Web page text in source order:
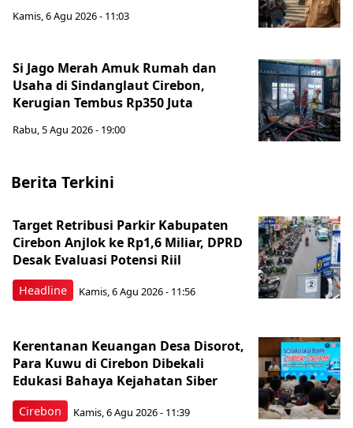
Kamis, 6 Agu 2026 - 11:03
Si Jago Merah Amuk Rumah dan
Usaha di Sindanglaut Cirebon,
Kerugian Tembus Rp350 Juta
Rabu, 5 Agu 2026 - 19:00
Berita Terkini
Headline
Target Retribusi Parkir Kabupaten
Cirebon Anjlok ke Rp1,6 Miliar, DPRD
Desak Evaluasi Potensi Riil
Kamis, 6 Agu 2026 - 11:56
Cirebon
Kerentanan Keuangan Desa Disorot,
Para Kuwu di Cirebon Dibekali
Edukasi Bahaya Kejahatan Siber
Kamis, 6 Agu 2026 - 11:39